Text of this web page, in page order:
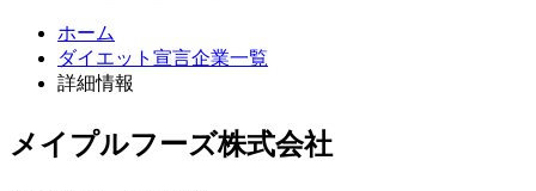
ホーム
ダイエット宣言企業一覧
詳細情報
メイプルフーズ株式会社